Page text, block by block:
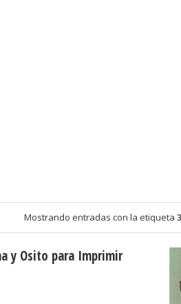
Mostrando entradas con la etiqueta
y Osito para Imprimir